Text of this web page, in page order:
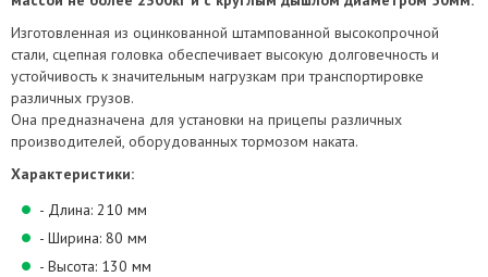
Изготовленная из оцинкованной штампованной высокопрочной
стали, сцепная головка обеспечивает высокую долговечность и
устойчивость к значительным нагрузкам при транспортировке
различных грузов.
Она предназначена для установки на прицепы различных
производителей, оборудованных тормозом наката.
Характеристики:
- Длина: 210 мм
- Ширина: 80 мм
- Высота: 130 мм